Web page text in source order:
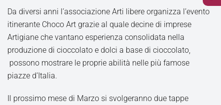
Da diversi anni l’associazione Arti libere organizza l’evento
itinerante Choco Art grazie al quale decine di imprese
Artigiane che vantano esperienza consolidata nella
produzione di cioccolato e dolci a base di cioccolato,
possono mostrare le proprie abilità nelle più famose
piazze d’Italia.
Il prossimo mese di Marzo si svolgeranno due tappe